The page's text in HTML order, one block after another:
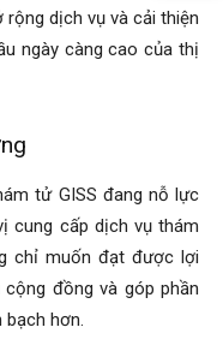
dịch vụ và cải thiện
ngày càng cao của thị
tử GISS đang nỗ lực
cung cấp dịch vụ thám
chỉ muốn đạt được lợi
đồng và góp phần
hơn.